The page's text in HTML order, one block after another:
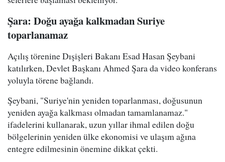
Şara: Doğu ayağa kalkmadan Suriye
toparlanamaz
Açılış törenine Dışişleri Bakanı Esad Hasan Şeybani
katılırken, Devlet Başkanı Ahmed Şara da video konferans
yoluyla törene bağlandı.
Şeybani, "Suriye'nin yeniden toparlanması, doğusunun
yeniden ayağa kalkması olmadan tamamlanamaz."
ifadelerini kullanarak, uzun yıllar ihmal edilen doğu
bölgelerinin yeniden ülke ekonomisi ve ulaşım ağına
entegre edilmesinin önemine dikkat çekti.